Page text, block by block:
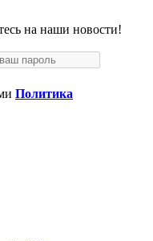
на наши новости!
Политика